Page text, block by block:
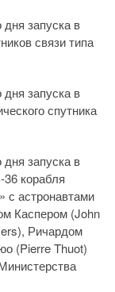
запуска в
связи типа
запуска в
спутника
запуска в
корабля
с астронавтами
Каспером (John
Ричардом
(Pierre Thuot)